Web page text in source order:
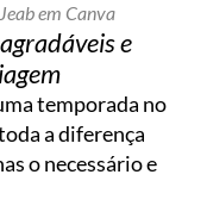
em Canva
e
temporada no
a diferença
o necessário e